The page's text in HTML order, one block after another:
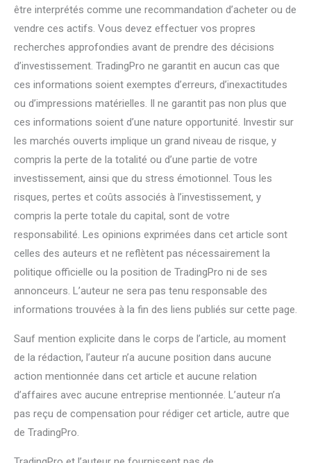
être interprétés comme une recommandation d’acheter ou de
vendre ces actifs. Vous devez effectuer vos propres
recherches approfondies avant de prendre des décisions
d’investissement. TradingPro ne garantit en aucun cas que
ces informations soient exemptes d’erreurs, d’inexactitudes
ou d’impressions matérielles. Il ne garantit pas non plus que
ces informations soient d’une nature opportunité. Investir sur
les marchés ouverts implique un grand niveau de risque, y
compris la perte de la totalité ou d’une partie de votre
investissement, ainsi que du stress émotionnel. Tous les
risques, pertes et coûts associés à l’investissement, y
compris la perte totale du capital, sont de votre
responsabilité. Les opinions exprimées dans cet article sont
celles des auteurs et ne reflètent pas nécessairement la
politique officielle ou la position de TradingPro ni de ses
annonceurs. L’auteur ne sera pas tenu responsable des
informations trouvées à la fin des liens publiés sur cette page.
Sauf mention explicite dans le corps de l’article, au moment
de la rédaction, l’auteur n’a aucune position dans aucune
action mentionnée dans cet article et aucune relation
d’affaires avec aucune entreprise mentionnée. L’auteur n’a
pas reçu de compensation pour rédiger cet article, autre que
de TradingPro.